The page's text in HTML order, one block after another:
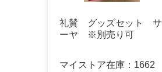
礼賛 グッズセット サ
ーヤ ※別売り可
マイストア在庫： 1662